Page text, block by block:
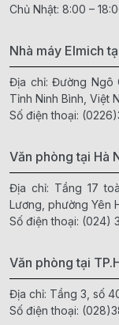
Chủ Nhật: 8:00 –
Nhà máy Elmich
Địa chỉ: Đường Ngô
Tỉnh Ninh Bình, Việt
Số điện thoại:
Văn phòng tại Hà
Địa chỉ: Tầng 17
Lương, phường Yên
Số điện thoại: (024)
Văn phòng tại
Địa chỉ: Tầng 3, số
Số điện thoại: